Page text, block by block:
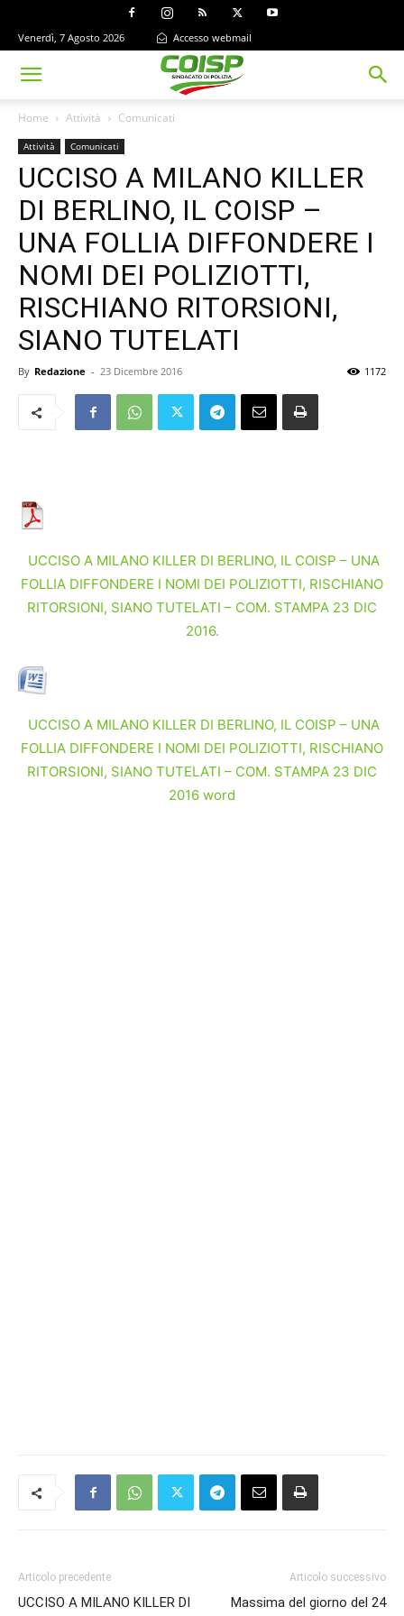
Venerdì, 7 Agosto 2026 Accesso webmail
Home Attività Comunicati
Attività Comunicati
UCCISO A MILANO KILLER
DI BERLINO, IL COISP –
UNA FOLLIA DIFFONDERE I
NOMI DEI POLIZIOTTI,
RISCHIANO RITORSIONI,
SIANO TUTELATI
By Redazione - 23 Dicembre 2016 1172
UCCISO A MILANO KILLER DI BERLINO, IL COISP – UNA
FOLLIA DIFFONDERE I NOMI DEI POLIZIOTTI, RISCHIANO
RITORSIONI, SIANO TUTELATI – COM. STAMPA 23 DIC
2016.
UCCISO A MILANO KILLER DI BERLINO, IL COISP – UNA
FOLLIA DIFFONDERE I NOMI DEI POLIZIOTTI, RISCHIANO
RITORSIONI, SIANO TUTELATI – COM. STAMPA 23 DIC
2016 word
Articolo precedente
UCCISO A MILANO KILLER DI
Articolo successivo
Massima del giorno del 24